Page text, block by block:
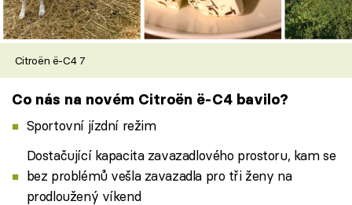
Citroën ë-C4 7
Co nás na novém Citroën ë-C4 bavilo?
Sportovní jízdní režim
Dostačující kapacita zavazadlového prostoru, kam se
bez problémů vešla zavazadla pro tři ženy na
prodloužený víkend